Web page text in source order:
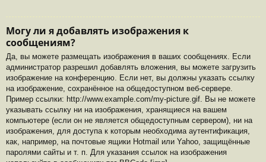
Могу ли я добавлять изображения к
сообщениям?
Да, вы можете размещать изображения в ваших сообщениях. Если
администратор разрешил добавлять вложения, вы можете загрузить
изображение на конференцию. Если нет, вы должны указать ссылку
на изображение, сохранённое на общедоступном веб-сервере.
Пример ссылки: http://www.example.com/my-picture.gif. Вы не можете
указывать ссылку ни на изображения, хранящиеся на вашем
компьютере (если он не является общедоступным сервером), ни на
изображения, для доступа к которым необходима аутентификация,
как, например, на почтовые ящики Hotmail или Yahoo, защищённые
паролями сайты и т. п. Для указания ссылок на изображения